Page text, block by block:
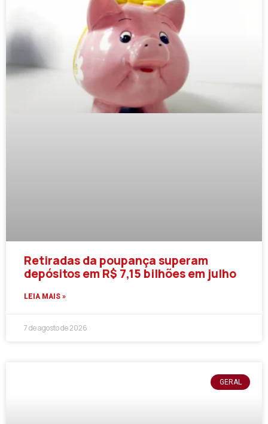
Retiradas da poupança superam
depósitos em R$ 7,15 bilhões em julho
LEIA MAIS »
7 de agosto de 2026
GERAL